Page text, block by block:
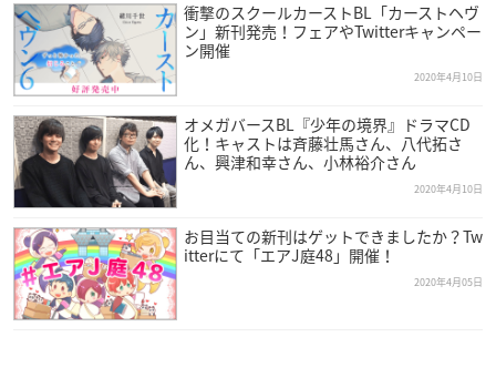
衝撃のスクールカーストBL「カーストヘヴ
ン」新刊発売！フェアやTwitterキャンペー
ン開催
2020年4月10日
オメガバースBL『少年の境界』ドラマCD
化！キャストは斉藤壮馬さん、八代拓さ
ん、興津和幸さん、小林裕介さん
2020年4月10日
お目当ての新刊はゲットできましたか？Tw
itterにて「エアJ庭48」開催！
2020年4月05日